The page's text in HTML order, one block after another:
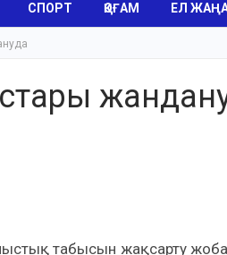
СПОРТ ҚОҒАМ ЕЛ
табысын жақсарту